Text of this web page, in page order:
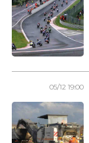
05/12 19:00